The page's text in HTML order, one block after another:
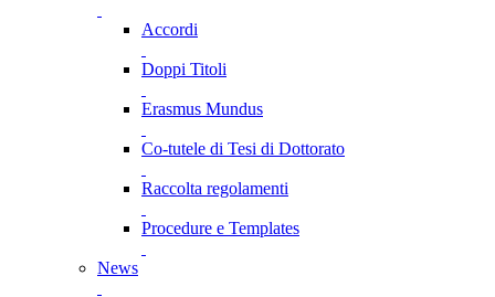
Accordi
Doppi Titoli
Erasmus Mundus
Co-tutele di Tesi di Dottorato
Raccolta regolamenti
Procedure e Templates
News